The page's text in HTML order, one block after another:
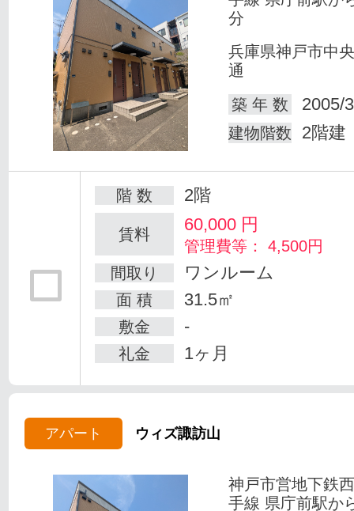
分
兵庫県神戸市中
通
築 年 数
2005/
建物階数 2階建
階 数 2階
賃料 60,000 円
管理費等： 4,500円
間取り
ワンルーム
面 積 31.5㎡
敷金 -
礼金 1ヶ月
アパート ウィズ諏訪山
神戸市営地下鉄
手線 県庁前駅か